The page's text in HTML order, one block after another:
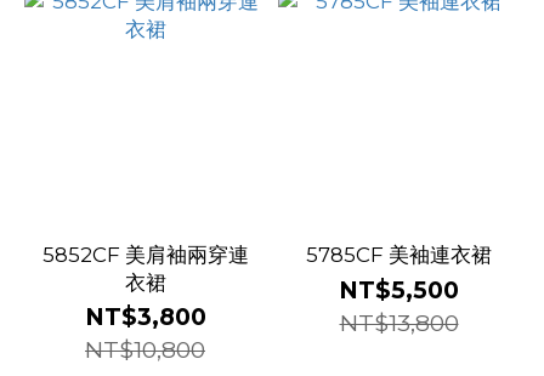
5852CF 美肩袖兩穿連
衣裙
NT$3,800
NT$10,800
5785CF 美袖連衣裙
NT$5,500
NT$13,800